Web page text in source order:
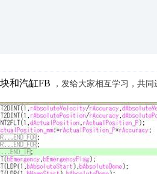
和汽缸FB ，发给大家相互学习，共同